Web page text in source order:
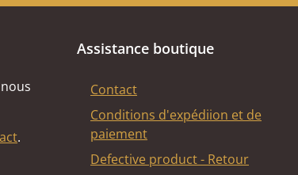
.
Assistance boutique
Contact
Conditions d'expédiion et de
paiement
Defective product - Retour